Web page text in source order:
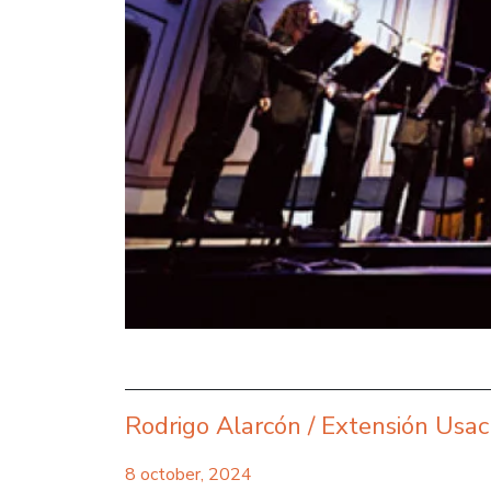
Rodrigo Alarcón / Extensión
8 october, 2024